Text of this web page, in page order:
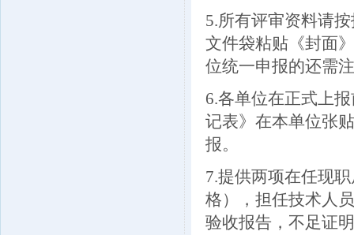
5.所有评审资料请
文件袋粘贴《封面
位统一申报的还需
6.各单位在正式上
记表》在本单位张
报。
7.提供两项在任现
格），担任技术人
验收报告，不足证